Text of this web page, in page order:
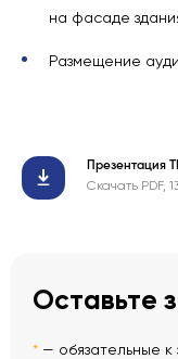
на фасаде
Размещение
Презентация
Скачать PDF,
Оставьте
* — обязательные